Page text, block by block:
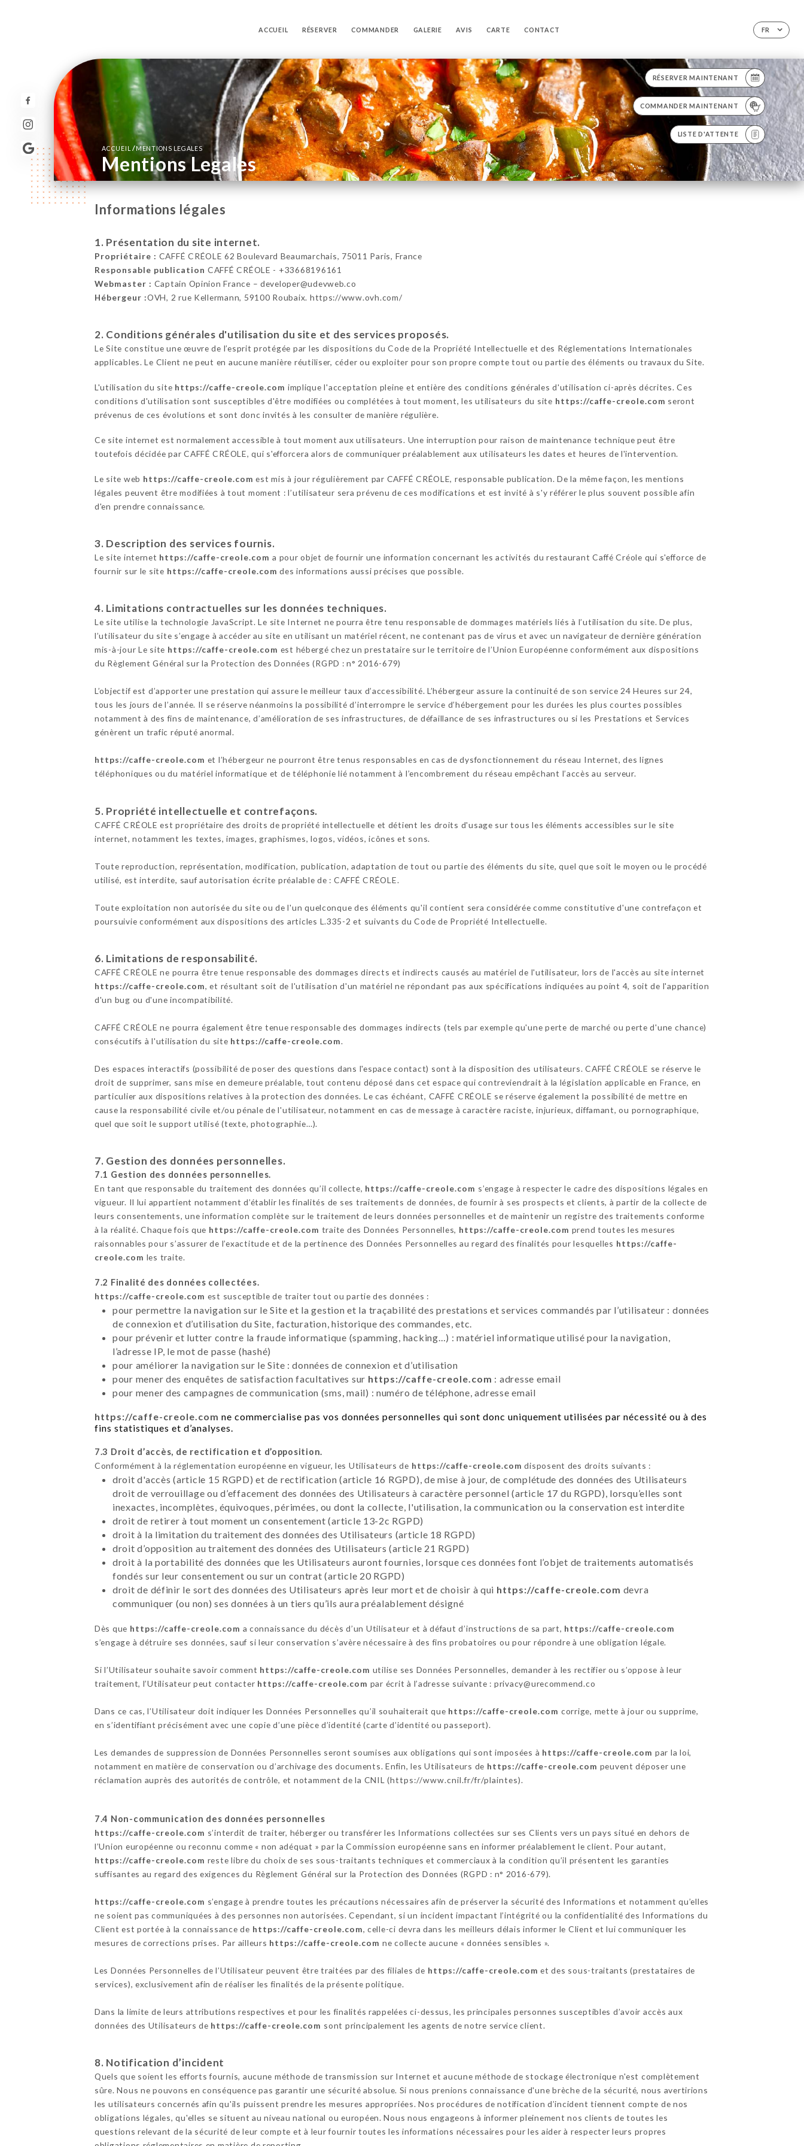
FR
ACCUEIL RÉSERVER COMMANDER GALERIE AVIS CARTE CONTACT
RÉSERVER MAINTENANT
COMMANDER MAINTENANT
LISTE D'ATTENTE
ACCUEIL/ MENTIONS LEGALES
Mentions Legales
Informations légales
1. Présentation du site internet.
Propriétaire : CAFFÉ CRÉOLE 62 Boulevard Beaumarchais, 75011 Paris, France
Responsable publication CAFFÉ CRÉOLE - +33668196161
Webmaster : Captain Opinion France – developer@udevweb.co
Hébergeur :OVH, 2 rue Kellermann, 59100 Roubaix. https://www.ovh.com/
2. Conditions générales d'utilisation du site et des services proposés.
Le Site constitue une œuvre de l’esprit protégée par les dispositions du Code de la Propriété Intellectuelle et des Réglementations Internationales
applicables. Le Client ne peut en aucune manière réutiliser, céder ou exploiter pour son propre compte tout ou partie des éléments ou travaux du Site.
L'utilisation du site https://caffe-creole.com implique l'acceptation pleine et entière des conditions générales d'utilisation ci-après décrites. Ces
conditions d'utilisation sont susceptibles d'être modifiées ou complétées à tout moment, les utilisateurs du site https://caffe-creole.com seront
prévenus de ces évolutions et sont donc invités à les consulter de manière régulière.
Ce site internet est normalement accessible à tout moment aux utilisateurs. Une interruption pour raison de maintenance technique peut être
toutefois décidée par CAFFÉ CRÉOLE, qui s'efforcera alors de communiquer préalablement aux utilisateurs les dates et heures de l'intervention.
Le site web https://caffe-creole.com est mis à jour régulièrement par CAFFÉ CRÉOLE, responsable publication. De la même façon, les mentions
légales peuvent être modifiées à tout moment : l’utilisateur sera prévenu de ces modifications et est invité à s'y référer le plus souvent possible afin
d'en prendre connaissance.
3. Description des services fournis.
Le site internet https://caffe-creole.com a pour objet de fournir une information concernant les activités du restaurant Caffé Créole qui s'efforce de
fournir sur le site https://caffe-creole.com des informations aussi précises que possible.
4. Limitations contractuelles sur les données techniques.
Le site utilise la technologie JavaScript. Le site Internet ne pourra être tenu responsable de dommages matériels liés à l’utilisation du site. De plus,
l’utilisateur du site s’engage à accéder au site en utilisant un matériel récent, ne contenant pas de virus et avec un navigateur de dernière génération
mis-à-jour Le site https://caffe-creole.com est hébergé chez un prestataire sur le territoire de l’Union Européenne conformément aux dispositions
du Règlement Général sur la Protection des Données (RGPD : n° 2016-679)
L’objectif est d’apporter une prestation qui assure le meilleur taux d’accessibilité. L’hébergeur assure la continuité de son service 24 Heures sur 24,
tous les jours de l’année. Il se réserve néanmoins la possibilité d’interrompre le service d’hébergement pour les durées les plus courtes possibles
notamment à des fins de maintenance, d’amélioration de ses infrastructures, de défaillance de ses infrastructures ou si les Prestations et Services
génèrent un trafic réputé anormal.
https://caffe-creole.com et l’hébergeur ne pourront être tenus responsables en cas de dysfonctionnement du réseau Internet, des lignes
téléphoniques ou du matériel informatique et de téléphonie lié notamment à l’encombrement du réseau empêchant l’accès au serveur.
5. Propriété intellectuelle et contrefaçons.
CAFFÉ CRÉOLE est propriétaire des droits de propriété intellectuelle et détient les droits d'usage sur tous les éléments accessibles sur le site
internet, notamment les textes, images, graphismes, logos, vidéos, icônes et sons.
Toute reproduction, représentation, modification, publication, adaptation de tout ou partie des éléments du site, quel que soit le moyen ou le procédé
utilisé, est interdite, sauf autorisation écrite préalable de : CAFFÉ CRÉOLE.
Toute exploitation non autorisée du site ou de l'un quelconque des éléments qu'il contient sera considérée comme constitutive d'une contrefaçon et
poursuivie conformément aux dispositions des articles L.335-2 et suivants du Code de Propriété Intellectuelle.
6. Limitations de responsabilité.
CAFFÉ CRÉOLE ne pourra être tenue responsable des dommages directs et indirects causés au matériel de l'utilisateur, lors de l'accès au site internet
https://caffe-creole.com, et résultant soit de l'utilisation d'un matériel ne répondant pas aux spécifications indiquées au point 4, soit de l'apparition
d'un bug ou d'une incompatibilité.
CAFFÉ CRÉOLE ne pourra également être tenue responsable des dommages indirects (tels par exemple qu'une perte de marché ou perte d'une chance)
consécutifs à l'utilisation du site https://caffe-creole.com.
Des espaces interactifs (possibilité de poser des questions dans l'espace contact) sont à la disposition des utilisateurs. CAFFÉ CRÉOLE se réserve le
droit de supprimer, sans mise en demeure préalable, tout contenu déposé dans cet espace qui contreviendrait à la législation applicable en France, en
particulier aux dispositions relatives à la protection des données. Le cas échéant, CAFFÉ CRÉOLE se réserve également la possibilité de mettre en
cause la responsabilité civile et/ou pénale de l'utilisateur, notamment en cas de message à caractère raciste, injurieux, diffamant, ou pornographique,
quel que soit le support utilisé (texte, photographie…).
7. Gestion des données personnelles.
7.1 Gestion des données personnelles.
En tant que responsable du traitement des données qu’il collecte, https://caffe-creole.com s’engage à respecter le cadre des dispositions légales en
vigueur. Il lui appartient notamment d’établir les finalités de ses traitements de données, de fournir à ses prospects et clients, à partir de la collecte de
leurs consentements, une information complète sur le traitement de leurs données personnelles et de maintenir un registre des traitements conforme
à la réalité. Chaque fois que https://caffe-creole.com traite des Données Personnelles, https://caffe-creole.com prend toutes les mesures
raisonnables pour s’assurer de l’exactitude et de la pertinence des Données Personnelles au regard des finalités pour lesquelles https://caffe-
creole.com les traite.
7.2 Finalité des données collectées.
https://caffe-creole.com est susceptible de traiter tout ou partie des données :
pour permettre la navigation sur le Site et la gestion et la traçabilité des prestations et services commandés par l’utilisateur : données
de connexion et d’utilisation du Site, facturation, historique des commandes, etc.
pour prévenir et lutter contre la fraude informatique (spamming, hacking…) : matériel informatique utilisé pour la navigation,
l’adresse IP, le mot de passe (hashé)
pour améliorer la navigation sur le Site : données de connexion et d’utilisation
pour mener des enquêtes de satisfaction facultatives sur https://caffe-creole.com : adresse email
pour mener des campagnes de communication (sms, mail) : numéro de téléphone, adresse email
https://caffe-creole.com ne commercialise pas vos données personnelles qui sont donc uniquement utilisées par nécessité ou à des
fins statistiques et d’analyses.
7.3 Droit d’accès, de rectification et d’opposition.
Conformément à la réglementation européenne en vigueur, les Utilisateurs de https://caffe-creole.com disposent des droits suivants :
droit d'accès (article 15 RGPD) et de rectification (article 16 RGPD), de mise à jour, de complétude des données des Utilisateurs
droit de verrouillage ou d’effacement des données des Utilisateurs à caractère personnel (article 17 du RGPD), lorsqu’elles sont
inexactes, incomplètes, équivoques, périmées, ou dont la collecte, l'utilisation, la communication ou la conservation est interdite
droit de retirer à tout moment un consentement (article 13-2c RGPD)
droit à la limitation du traitement des données des Utilisateurs (article 18 RGPD)
droit d’opposition au traitement des données des Utilisateurs (article 21 RGPD)
droit à la portabilité des données que les Utilisateurs auront fournies, lorsque ces données font l’objet de traitements automatisés
fondés sur leur consentement ou sur un contrat (article 20 RGPD)
droit de définir le sort des données des Utilisateurs après leur mort et de choisir à qui https://caffe-creole.com devra
communiquer (ou non) ses données à un tiers qu’ils aura préalablement désigné
Dès que https://caffe-creole.com a connaissance du décès d’un Utilisateur et à défaut d’instructions de sa part, https://caffe-creole.com
s’engage à détruire ses données, sauf si leur conservation s’avère nécessaire à des fins probatoires ou pour répondre à une obligation légale.
Si l’Utilisateur souhaite savoir comment https://caffe-creole.com utilise ses Données Personnelles, demander à les rectifier ou s’oppose à leur
traitement, l’Utilisateur peut contacter https://caffe-creole.com par écrit à l’adresse suivante : privacy@urecommend.co
Dans ce cas, l’Utilisateur doit indiquer les Données Personnelles qu’il souhaiterait que https://caffe-creole.com corrige, mette à jour ou supprime,
en s’identifiant précisément avec une copie d’une pièce d’identité (carte d’identité ou passeport).
Les demandes de suppression de Données Personnelles seront soumises aux obligations qui sont imposées à https://caffe-creole.com par la loi,
notamment en matière de conservation ou d’archivage des documents. Enfin, les Utilisateurs de https://caffe-creole.com peuvent déposer une
réclamation auprès des autorités de contrôle, et notamment de la CNIL (https://www.cnil.fr/fr/plaintes).
7.4 Non-communication des données personnelles
https://caffe-creole.com s’interdit de traiter, héberger ou transférer les Informations collectées sur ses Clients vers un pays situé en dehors de
l’Union européenne ou reconnu comme « non adéquat » par la Commission européenne sans en informer préalablement le client. Pour autant,
https://caffe-creole.com reste libre du choix de ses sous-traitants techniques et commerciaux à la condition qu’il présentent les garanties
suffisantes au regard des exigences du Règlement Général sur la Protection des Données (RGPD : n° 2016-679).
https://caffe-creole.com s’engage à prendre toutes les précautions nécessaires afin de préserver la sécurité des Informations et notamment qu’elles
ne soient pas communiquées à des personnes non autorisées. Cependant, si un incident impactant l’intégrité ou la confidentialité des Informations du
Client est portée à la connaissance de https://caffe-creole.com, celle-ci devra dans les meilleurs délais informer le Client et lui communiquer les
mesures de corrections prises. Par ailleurs https://caffe-creole.com ne collecte aucune « données sensibles ».
Les Données Personnelles de l’Utilisateur peuvent être traitées par des filiales de https://caffe-creole.com et des sous-traitants (prestataires de
services), exclusivement afin de réaliser les finalités de la présente politique.
Dans la limite de leurs attributions respectives et pour les finalités rappelées ci-dessus, les principales personnes susceptibles d’avoir accès aux
données des Utilisateurs de https://caffe-creole.com sont principalement les agents de notre service client.
8. Notification d’incident
Quels que soient les efforts fournis, aucune méthode de transmission sur Internet et aucune méthode de stockage électronique n'est complètement
sûre. Nous ne pouvons en conséquence pas garantir une sécurité absolue. Si nous prenions connaissance d'une brèche de la sécurité, nous avertirions
les utilisateurs concernés afin qu'ils puissent prendre les mesures appropriées. Nos procédures de notification d’incident tiennent compte de nos
obligations légales, qu'elles se situent au niveau national ou européen. Nous nous engageons à informer pleinement nos clients de toutes les
questions relevant de la sécurité de leur compte et à leur fournir toutes les informations nécessaires pour les aider à respecter leurs propres